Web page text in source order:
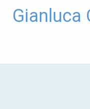
Gianluca